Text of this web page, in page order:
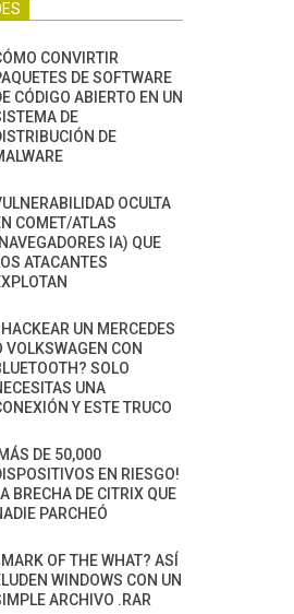
CONVIRTIR
DE SOFTWARE
CÓDIGO ABIERTO EN UN
DE
DE
OCULTA
COMET/ATLAS
IA) QUE
ATACANTES
UN MERCEDES
VOLKSWAGEN CON
SOLO
UNA
Y ESTE TRUCO
DE 50,000
EN RIESGO!
BRECHA DE CITRIX QUE
PARCHEÓ
OF THE WHAT? ASÍ
WINDOWS CON UN
ARCHIVO .RAR